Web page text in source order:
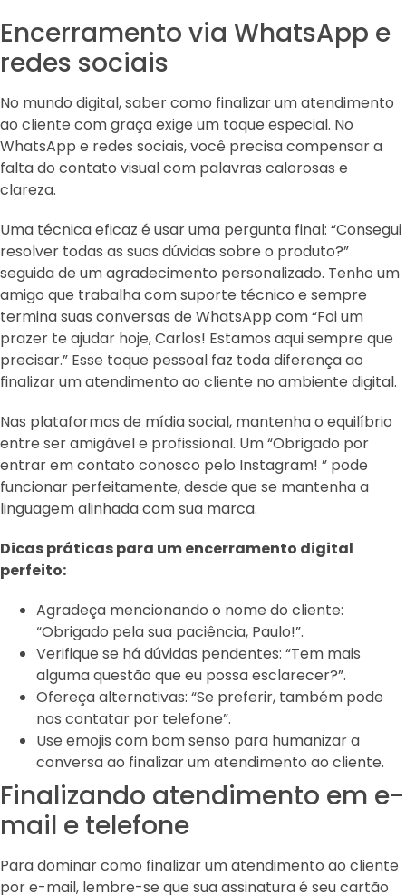
Encerramento via WhatsApp e
redes sociais
No mundo digital, saber como finalizar um atendimento
ao cliente com graça exige um toque especial. No
WhatsApp e redes sociais, você precisa compensar a
falta do contato visual com palavras calorosas e
clareza.
Uma técnica eficaz é usar uma pergunta final: “Consegui
resolver todas as suas dúvidas sobre o produto?”
seguida de um agradecimento personalizado. Tenho um
amigo que trabalha com suporte técnico e sempre
termina suas conversas de WhatsApp com “Foi um
prazer te ajudar hoje, Carlos! Estamos aqui sempre que
precisar.” Esse toque pessoal faz toda diferença ao
finalizar um atendimento ao cliente no ambiente digital.
Nas plataformas de mídia social, mantenha o equilíbrio
entre ser amigável e profissional. Um “Obrigado por
entrar em contato conosco pelo Instagram! ” pode
funcionar perfeitamente, desde que se mantenha a
linguagem alinhada com sua marca.
Dicas práticas para um encerramento digital
perfeito:
Agradeça mencionando o nome do cliente:
“Obrigado pela sua paciência, Paulo!”.
Verifique se há dúvidas pendentes: “Tem mais
alguma questão que eu possa esclarecer?”.
Ofereça alternativas: “Se preferir, também pode
nos contatar por telefone”.
Use emojis com bom senso para humanizar a
conversa ao finalizar um atendimento ao cliente.
Finalizando atendimento em e-
mail e telefone
Para dominar como finalizar um atendimento ao cliente
por e-mail, lembre-se que sua assinatura é seu cartão